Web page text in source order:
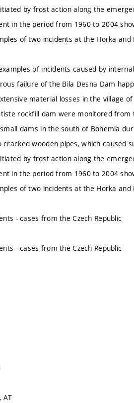
by frost action along the
in the period from 1960 to 2004
of two incidents at the Horka and
of incidents caused by
failure of the Bila Desna Dam
material losses in the village
rockfill dam were monitored
dams in the south of Bohemia
wooden pipes, which caused
by frost action along the
in the period from 1960 to 2004
of two incidents at the Horka and
- cases from the Czech Republic
- cases from the Czech Republic
AT